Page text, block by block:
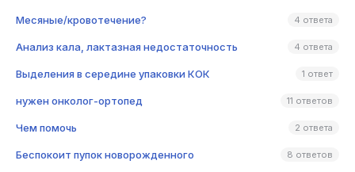
Месяные/кровотечение? 4 ответа
Анализ кала, лактазная недостаточность 4 ответа
Выделения в середине упаковки КОК 1 ответ
нужен онколог-ортопед 11 ответов
Чем помочь 2 ответа
Беспокоит пупок новорожденного 8 ответов